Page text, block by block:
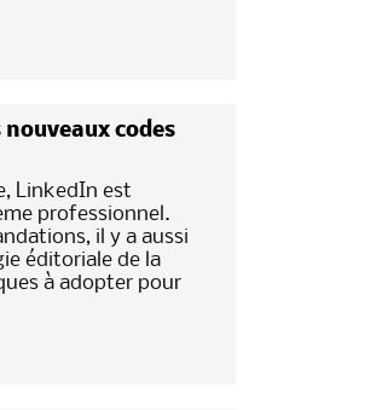
codes
LinkedIn est
professionnel.
il y a aussi
éditoriale de la
à adopter pour